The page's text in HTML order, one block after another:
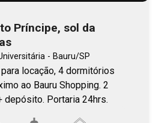
Príncipe, sol da
- Bauru/SP
locação, 4 dormitórios
ao Bauru Shopping. 2
depósito. Portaria 24hrs.